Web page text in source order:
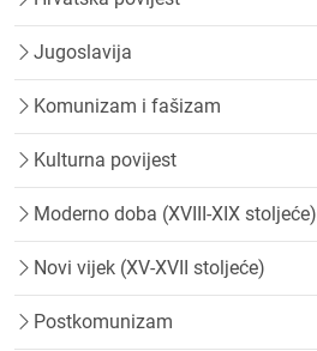
Jugoslavija
Komunizam i fašizam
Kulturna povijest
Moderno doba (XVIII-XIX stoljeće)
Novi vijek (XV-XVII stoljeće)
Postkomunizam